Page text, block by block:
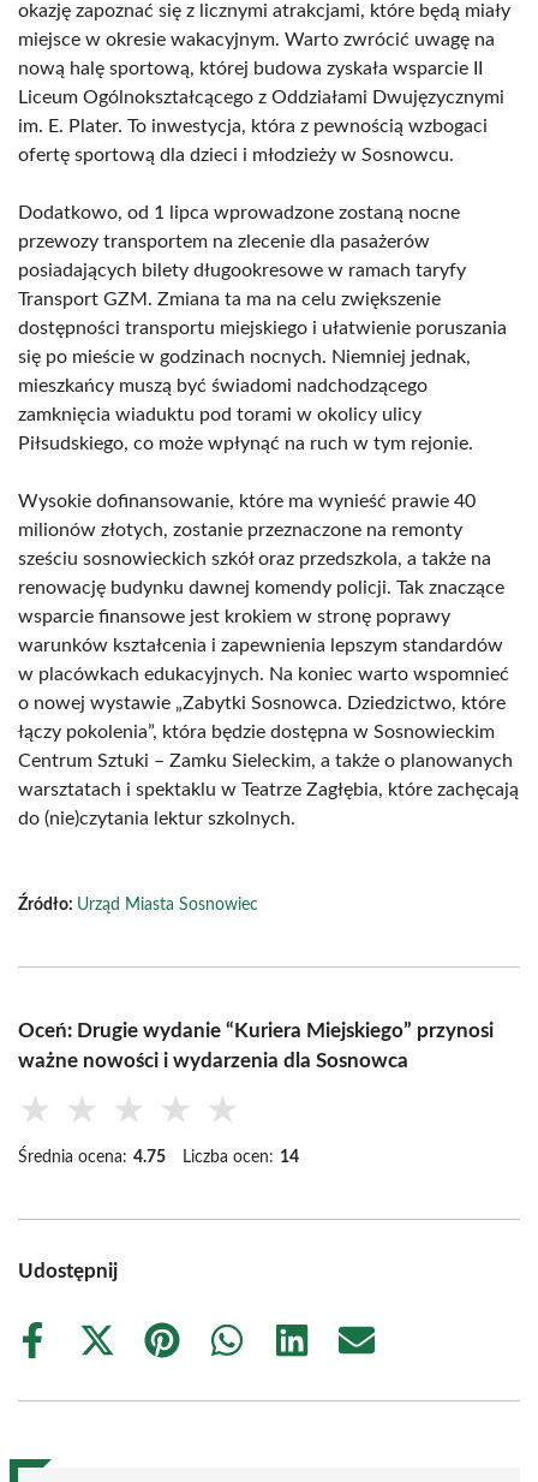
okazję zapoznać się z licznymi atrakcjami, które będą miały
miejsce w okresie wakacyjnym. Warto zwrócić uwagę na
nową halę sportową, której budowa zyskała wsparcie II
Liceum Ogólnokształcącego z Oddziałami Dwujęzycznymi
im. E. Plater. To inwestycja, która z pewnością wzbogaci
ofertę sportową dla dzieci i młodzieży w Sosnowcu.
Dodatkowo, od 1 lipca wprowadzone zostaną nocne
przewozy transportem na zlecenie dla pasażerów
posiadających bilety długookresowe w ramach taryfy
Transport GZM. Zmiana ta ma na celu zwiększenie
dostępności transportu miejskiego i ułatwienie poruszania
się po mieście w godzinach nocnych. Niemniej jednak,
mieszkańcy muszą być świadomi nadchodzącego
zamknięcia wiaduktu pod torami w okolicy ulicy
Piłsudskiego, co może wpłynąć na ruch w tym rejonie.
Wysokie dofinansowanie, które ma wynieść prawie 40
milionów złotych, zostanie przeznaczone na remonty
sześciu sosnowieckich szkół oraz przedszkola, a także na
renowację budynku dawnej komendy policji. Tak znaczące
wsparcie finansowe jest krokiem w stronę poprawy
warunków kształcenia i zapewnienia lepszym standardów
w placówkach edukacyjnych. Na koniec warto wspomnieć
o nowej wystawie „Zabytki Sosnowca. Dziedzictwo, które
łączy pokolenia”, która będzie dostępna w Sosnowieckim
Centrum Sztuki – Zamku Sieleckim, a także o planowanych
warsztatach i spektaklu w Teatrze Zagłębia, które zachęcają
do (nie)czytania lektur szkolnych.
Źródło: Urząd Miasta Sosnowiec
Oceń: Drugie wydanie “Kuriera Miejskiego” przynosi
ważne nowości i wydarzenia dla Sosnowca
★ ★ ★ ★ ★
Średnia ocena: 4.75 Liczba ocen: 14
Udostępnij
Share
Share
(Twitter)
Share
Share
Share
Share